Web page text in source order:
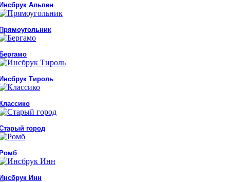
Альпен
Тироль
город
Инн